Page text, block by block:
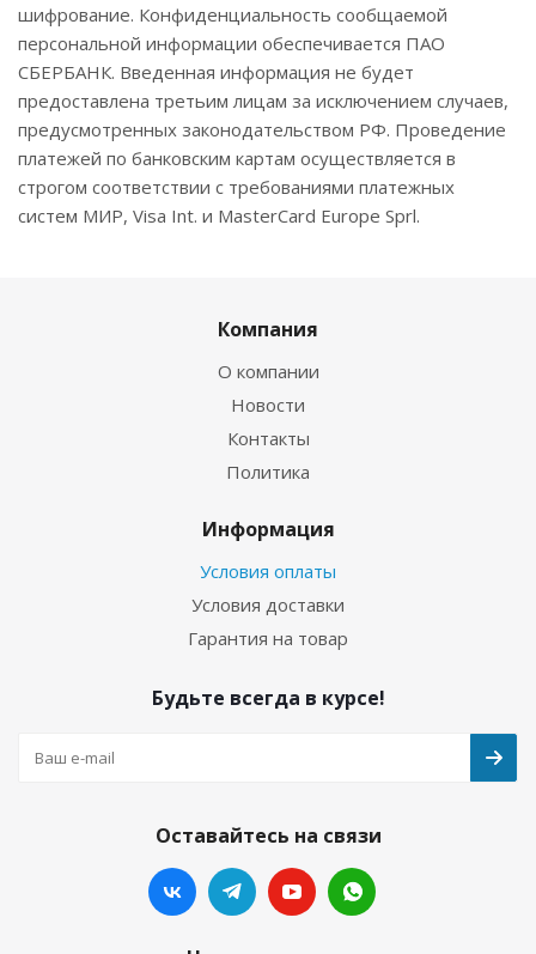
шифрование. Конфиденциальность сообщаемой
персональной информации обеспечивается ПАО
СБЕРБАНК. Введенная информация не будет
предоставлена третьим лицам за исключением случаев,
предусмотренных законодательством РФ. Проведение
платежей по банковским картам осуществляется в
строгом соответствии с требованиями платежных
систем МИР, Visa Int. и MasterCard Europe Sprl.
Компания
О компании
Новости
Контакты
Политика
Информация
Условия оплаты
Условия доставки
Гарантия на товар
Будьте всегда в курсе!
Оставайтесь на связи